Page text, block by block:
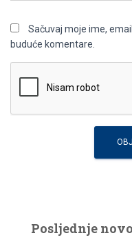
Sačuvaj moje ime,
buduće komentare.
Posljednje